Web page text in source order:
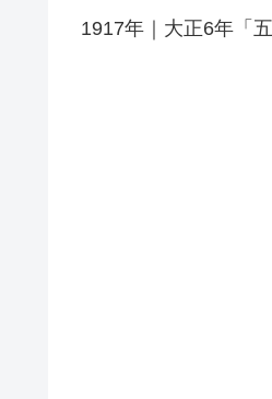
1917年｜大正6年「